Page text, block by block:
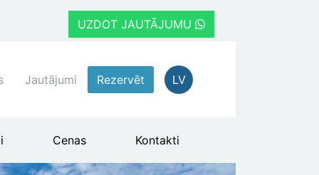
UZDOT JAUTĀJUMU
Jautājumi Rezervēt LV
Cenas Kontakti